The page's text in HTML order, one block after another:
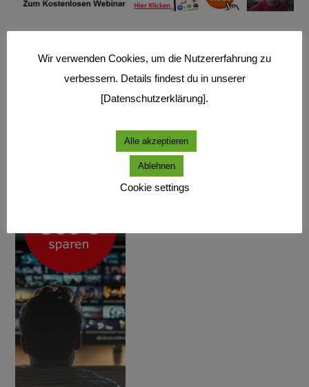
Wir verwenden Cookies, um die Nutzererfahrung zu
verbessern. Details findest du in unserer
[Datenschutzerklärung].
Alle akzeptieren
Ablehnen
Cookie settings